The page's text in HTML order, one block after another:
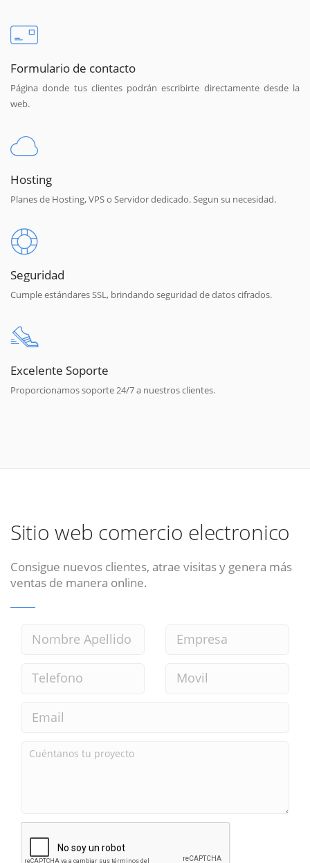
Formulario de contacto
Página donde tus clientes podrán escribirte directamente desde la
web.
Hosting
Planes de Hosting, VPS o Servidor dedicado. Segun su necesidad.
Seguridad
Cumple estándares SSL, brindando seguridad de datos cifrados.
Excelente Soporte
Proporcionamos soporte 24/7 a nuestros clientes.
Sitio web comercio electronico
Consigue nuevos clientes, atrae visitas y genera más
ventas de manera online.